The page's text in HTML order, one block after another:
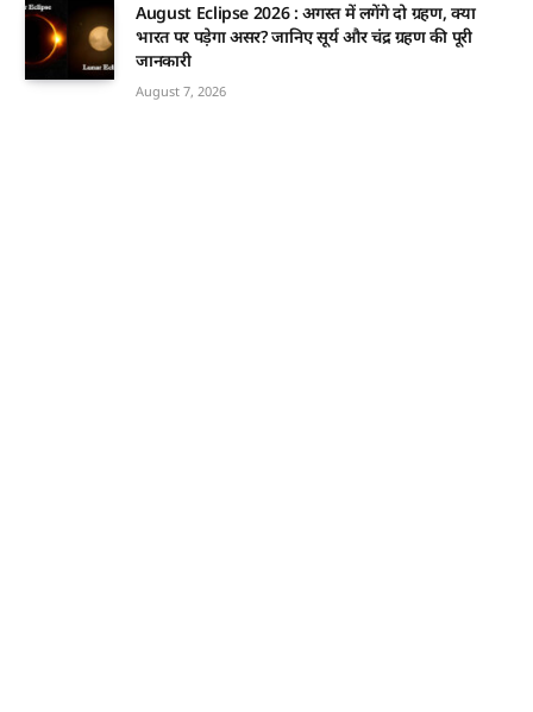
August Eclipse 2026 : अगस्त में लगेंगे दो ग्रहण, क्या
भारत पर पड़ेगा असर? जानिए सूर्य और चंद्र ग्रहण की पूरी
जानकारी
August 7, 2026